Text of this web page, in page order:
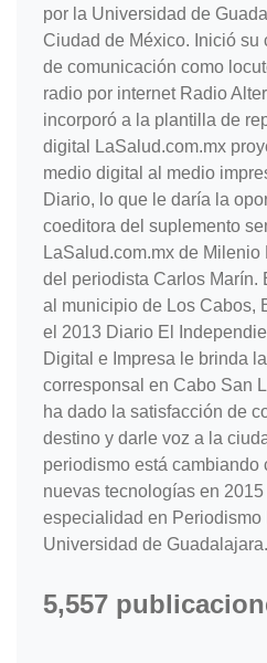
por la Universidad de
Ciudad de México. Inició su
de comunicación como
radio por internet Radio
incorporó a la plantilla de
digital LaSalud.com.mx
medio digital al medio
Diario, lo que le daría la
coeditora del suplemento
LaSalud.com.mx de
del periodista Carlos Marín.
al municipio de Los Cabos,
el 2013 Diario El
Digital e Impresa le brinda
corresponsal en Cabo San
ha dado la satisfacción de
destino y darle voz a la
periodismo está cambiando
nuevas tecnologías en
especialidad en Periodismo
Universidad de Guadalajara.
5,557